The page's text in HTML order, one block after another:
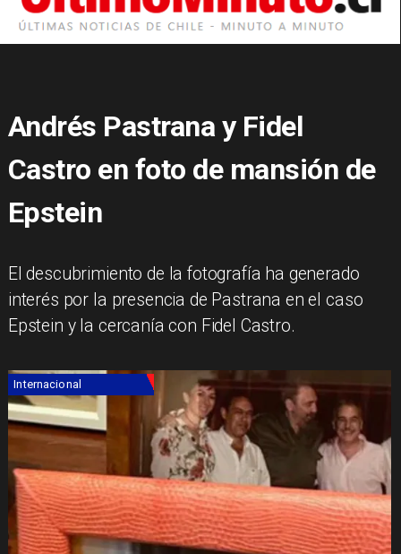
Andrés Pastrana y Fidel
Castro en foto de mansión de
Epstein
El descubrimiento de la fotografía ha generado
interés por la presencia de Pastrana en el caso
Epstein y la cercanía con Fidel Castro.
Internacional